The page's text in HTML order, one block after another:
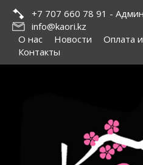
+7 707 660 78 91 -
info@kaori.kz
О нас
Новости Оплата
Контакты